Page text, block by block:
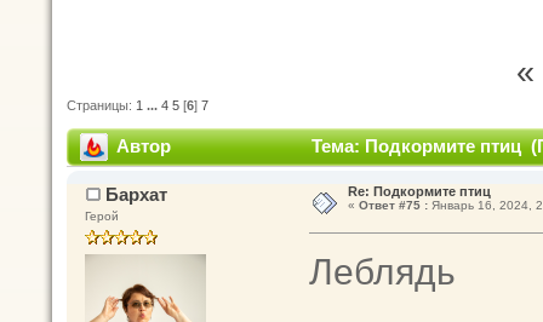
Страницы: 1 ... 4 5 [6] 7
Автор Тема: Подкормите птиц
Бархат
Герой
Re: Подкормите птиц
« Ответ #75 :Январь 16, 2024,
Леблядь